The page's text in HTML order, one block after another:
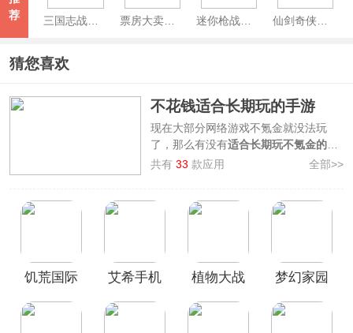
荐
三国志战略版手游 票房大卖王官方版 迷你枪战精英官方版 仙剑奇侠传新的开始
猜您喜欢
不花钱适合长期玩的手游
现在大部分网络游戏不氪金就没法玩
了，那么有没有适合长期玩不氪金的手
游呢？其实有很多，本站整理制作了不
就有
模拟山羊3手机版、PUBG国际服手
手游，这里都能满足大家。当然可能有
些朋友会说这里也有一些也氪金啊！但
氪金就没法玩了，即使大家不充钱也可
共有33 款应用 全部>>
饥荒国际
艾希手机
植物大战
梦幻家园